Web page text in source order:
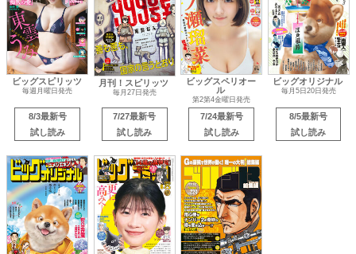
ビッグスピリッツ
毎週月曜日発売
8/3最新号
試し読み
月刊！スピリッツ
毎月27日発売
7/27最新号
試し読み
ビッグスペリオー
ル
第2第4金曜日発売
7/24最新号
試し読み
ビッグオリジナル
毎月5日20日発売
8/5最新号
試し読み